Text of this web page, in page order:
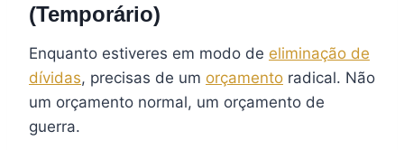
(Temporário)
Enquanto estiveres em modo de eliminação de
dívidas, precisas de um orçamento radical. Não
um orçamento normal, um orçamento de
guerra.